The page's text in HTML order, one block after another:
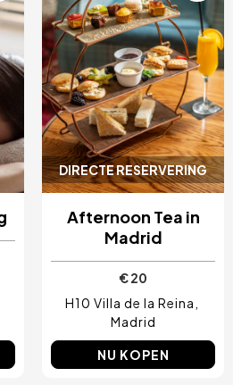
DIRECTE RESERVERING
Afternoon Tea in
Madrid
€ 20
H10 Villa de la Reina
Madrid
NU KOPEN